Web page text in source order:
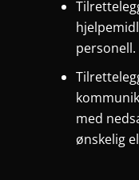
personell.
med
ønskelig